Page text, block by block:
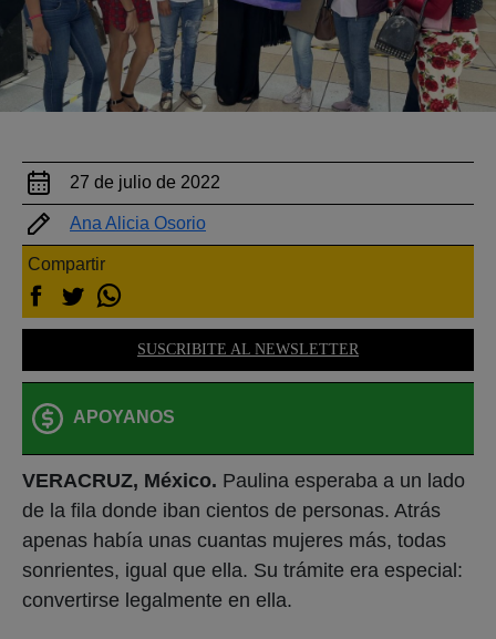
27 de julio de 2022
Ana Alicia Osorio
Compartir
SUSCRIBITE AL NEWSLETTER
APOYANOS
VERACRUZ, México. Paulina esperaba a un lado
de la fila donde iban cientos de personas. Atrás
apenas había unas cuantas mujeres más, todas
sonrientes, igual que ella. Su trámite era especial:
convertirse legalmente en ella.